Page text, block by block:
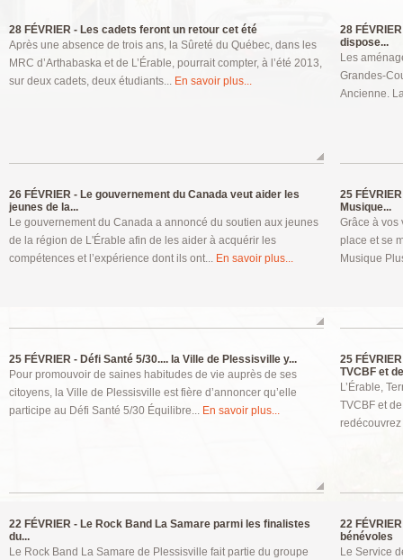
28 FÉVRIER - Les cadets feront un retour cet été
Après une absence de trois ans, la Sûreté du Québec, dans les
MRC d’Arthabaska et de L’Érable, pourrait compter, à l’été 2013,
sur deux cadets, deux étudiants... En savoir plus...
28
dispose...
Les
Grandes-
Ancienne.
26 FÉVRIER - Le gouvernement du Canada veut aider les
jeunes de la...
Le gouvernement du Canada a annoncé du soutien aux jeunes
de la région de L'Érable afin de les aider à acquérir les
compétences et l’expérience dont ils ont... En savoir plus...
25
Musique...
Grâce à vos
place et se
Musique
25 FÉVRIER - Défi Santé 5/30.... la Ville de Plessisville y...
Pour promouvoir de saines habitudes de vie auprès de ses
citoyens, la Ville de Plessisville est fière d’annoncer qu’elle
participe au Défi Santé 5/30 Équilibre... En savoir plus...
25
TVCBF et
L’Érable,
TVCBF et
22 FÉVRIER - Le Rock Band La Samare parmi les finalistes
du...
Le Rock Band La Samare de Plessisville fait partie du groupe
22
bénévoles
Le Service